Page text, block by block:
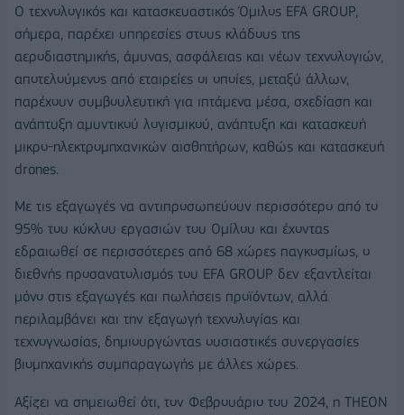
Ο τεχνολογικός και κατασκευαστικός Όμιλος EFA GROUP,
σήμερα, παρέχει υπηρεσίες στους κλάδους της
αεροδιαστημικής, άμυνας, ασφάλειας και νέων τεχνολογιών,
αποτελούμενος από εταιρείες οι οποίες, μεταξύ άλλων,
παρέχουν συμβουλευτική για ιπτάμενα μέσα, σχεδίαση και
ανάπτυξη αμυντικού λογισμικού, ανάπτυξη και κατασκευή
μικρο-ηλεκτρομηχανικών αισθητήρων, καθώς και κατασκευή
drones.
Με τις εξαγωγές να αντιπροσωπεύουν περισσότερο από το
95% του κύκλου εργασιών του Ομίλου και έχοντας
εδραιωθεί σε περισσότερες από 68 χώρες παγκοσμίως, ο
διεθνής προσανατολισμός του EFA GROUP δεν εξαντλείται
μόνο στις εξαγωγές και πωλήσεις προϊόντων, αλλά
περιλαμβάνει και την εξαγωγή τεχνολογίας και
τεχνογνωσίας, δημιουργώντας ουσιαστικές συνεργασίες
βιομηχανικής συμπαραγωγής με άλλες χώρες.
Αξίζει να σημειωθεί ότι, τον Φεβρουάριο του 2024, η THEON